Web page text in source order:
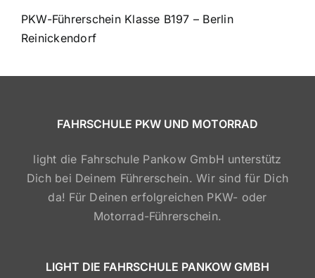
PKW-Führerschein Klasse B197 – Berlin
Reinickendorf
FAHRSCHULE PKW UND MOTORRAD
light die Fahrschule Pankow GmbH unterstütz
Dich bei Deinem Führerschein. Wir sind für Dich
da! Für Deinen erfolgreichen PKW- oder
Motorrad-Führerschein.
LIGHT DIE FAHRSCHULE PANKOW GMBH